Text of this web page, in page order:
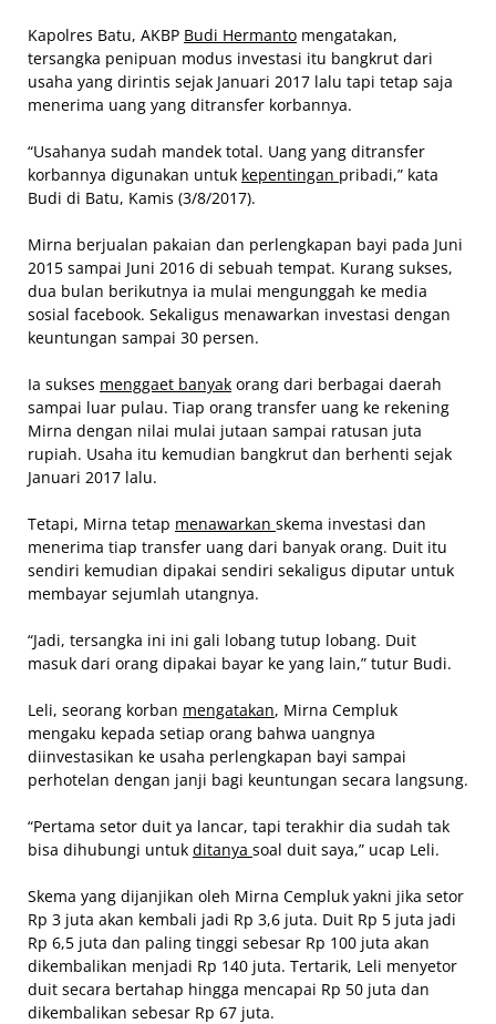
Kapolres Batu, AKBP Budi Hermanto mengatakan,
tersangka penipuan modus investasi itu bangkrut dari
usaha yang dirintis sejak Januari 2017 lalu tapi tetap saja
menerima uang yang ditransfer korbannya.
“Usahanya sudah mandek total. Uang yang ditransfer
korbannya digunakan untuk kepentingan pribadi,” kata
Budi di Batu, Kamis (3/8/2017).
Mirna berjualan pakaian dan perlengkapan bayi pada Juni
2015 sampai Juni 2016 di sebuah tempat. Kurang sukses,
dua bulan berikutnya ia mulai mengunggah ke media
sosial facebook. Sekaligus menawarkan investasi dengan
keuntungan sampai 30 persen.
Ia sukses menggaet banyak orang dari berbagai daerah
sampai luar pulau. Tiap orang transfer uang ke rekening
Mirna dengan nilai mulai jutaan sampai ratusan juta
rupiah. Usaha itu kemudian bangkrut dan berhenti sejak
Januari 2017 lalu.
Tetapi, Mirna tetap menawarkan skema investasi dan
menerima tiap transfer uang dari banyak orang. Duit itu
sendiri kemudian dipakai sendiri sekaligus diputar untuk
membayar sejumlah utangnya.
“Jadi, tersangka ini ini gali lobang tutup lobang. Duit
masuk dari orang dipakai bayar ke yang lain,” tutur Budi.
Leli, seorang korban mengatakan, Mirna Cempluk
mengaku kepada setiap orang bahwa uangnya
diinvestasikan ke usaha perlengkapan bayi sampai
perhotelan dengan janji bagi keuntungan secara langsung.
“Pertama setor duit ya lancar, tapi terakhir dia sudah tak
bisa dihubungi untuk ditanya soal duit saya,” ucap Leli.
Skema yang dijanjikan oleh Mirna Cempluk yakni jika setor
Rp 3 juta akan kembali jadi Rp 3,6 juta. Duit Rp 5 juta jadi
Rp 6,5 juta dan paling tinggi sebesar Rp 100 juta akan
dikembalikan menjadi Rp 140 juta. Tertarik, Leli menyetor
duit secara bertahap hingga mencapai Rp 50 juta dan
dikembalikan sebesar Rp 67 juta.